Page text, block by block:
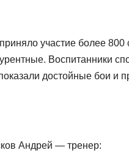
участие более
Воспитанники
достойные бои и
Андрей — тренер: